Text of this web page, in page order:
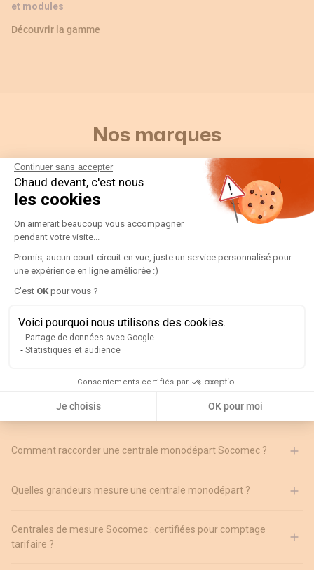
Continuer sans accepter
Chaud devant, c'est nous
les cookies
Plateforme de Gestion du
On aimerait beaucoup vous accompagner
pendant votre visite...
Promis, aucun court-circuit en vue, juste un service personnalisé pour
une expérience en ligne améliorée :)
C'est OK pour vous ?
Voici pourquoi nous utilisons des cookies.
Partage de données avec Google
Statistiques et audience
Consentements certifiés par
Je choisis OK pour moi
et modules
Découvrir la gamme
Nos marques
Questions fréquemment posées
multidépart ?
Comment raccorder une centrale monodépart Socomec ?
Quelles grandeurs mesure une centrale monodépart ?
Centrales de mesure Socomec : certifiées pour comptage
tarifaire ?